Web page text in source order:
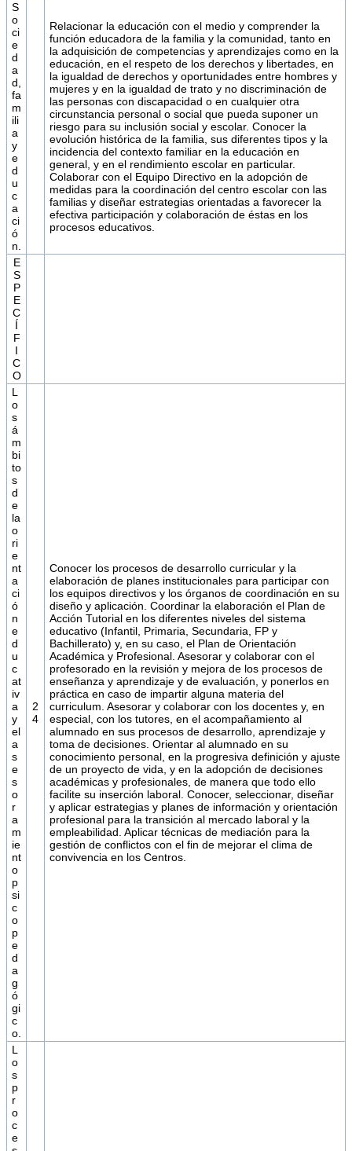
S
o
ci
e
d
a
d,
fa
m
ili
a
y
e
d
u
c
a
ci
ó
n.
Relacionar la educación con el medio y comprender la
función educadora de la familia y la comunidad, tanto en
la adquisición de competencias y aprendizajes como en la
educación, en el respeto de los derechos y libertades, en
la igualdad de derechos y oportunidades entre hombres y
mujeres y en la igualdad de trato y no discriminación de
las personas con discapacidad o en cualquier otra
circunstancia personal o social que pueda suponer un
riesgo para su inclusión social y escolar. Conocer la
evolución histórica de la familia, sus diferentes tipos y la
incidencia del contexto familiar en la educación en
general, y en el rendimiento escolar en particular.
Colaborar con el Equipo Directivo en la adopción de
medidas para la coordinación del centro escolar con las
familias y diseñar estrategias orientadas a favorecer la
efectiva participación y colaboración de éstas en los
procesos educativos.
E
S
P
E
C
Í
F
I
C
O
L
o
s
á
m
bi
to
s
d
e
la
o
ri
e
nt
a
ci
ó
n
e
d
u
c
at
iv
a
y
el
a
s
e
s
o
r
a
m
ie
nt
o
p
si
c
o
p
e
d
a
g
ó
gi
c
o.
2
4
Conocer los procesos de desarrollo curricular y la
elaboración de planes institucionales para participar con
los equipos directivos y los órganos de coordinación en su
diseño y aplicación. Coordinar la elaboración el Plan de
Acción Tutorial en los diferentes niveles del sistema
educativo (Infantil, Primaria, Secundaria, FP y
Bachillerato) y, en su caso, el Plan de Orientación
Académica y Profesional. Asesorar y colaborar con el
profesorado en la revisión y mejora de los procesos de
enseñanza y aprendizaje y de evaluación, y ponerlos en
práctica en caso de impartir alguna materia del
curriculum. Asesorar y colaborar con los docentes y, en
especial, con los tutores, en el acompañamiento al
alumnado en sus procesos de desarrollo, aprendizaje y
toma de decisiones. Orientar al alumnado en su
conocimiento personal, en la progresiva definición y ajuste
de un proyecto de vida, y en la adopción de decisiones
académicas y profesionales, de manera que todo ello
facilite su inserción laboral. Conocer, seleccionar, diseñar
y aplicar estrategias y planes de información y orientación
profesional para la transición al mercado laboral y la
empleabilidad. Aplicar técnicas de mediación para la
gestión de conflictos con el fin de mejorar el clima de
convivencia en los Centros.
L
o
s
p
r
o
c
e